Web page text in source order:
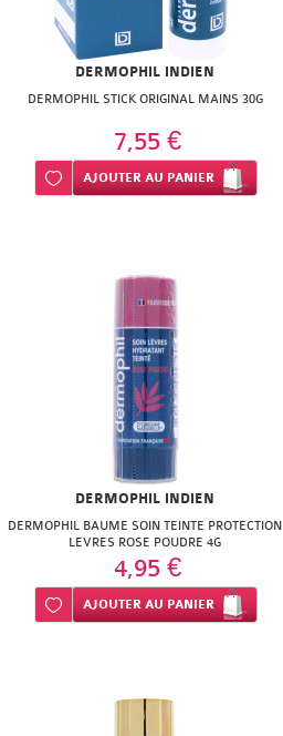
DERMOPHIL INDIEN
DERMOPHIL STICK ORIGINAL MAINS 30G
7,55 €
Ajouter à ma liste d’envie
AJOUTERAU PANIER
DERMOPHIL INDIEN
DERMOPHIL BAUME SOIN TEINTE PROTECTION
LEVRES ROSE POUDRE 4G
4,95 €
Ajouter à ma liste d’envie
AJOUTERAU PANIER